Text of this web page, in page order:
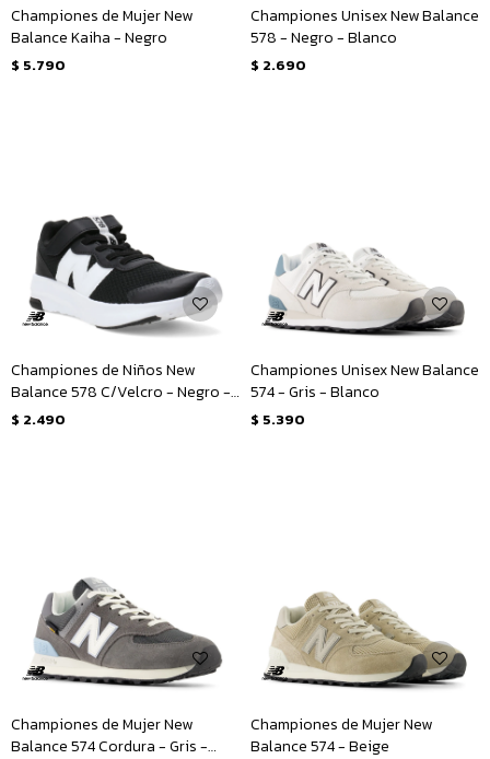
Championes de Mujer New
Balance Kaiha - Negro
$ 5.790
Championes Unisex New Balance
578 - Negro - Blanco
$ 2.690
Championes de Niños New
Balance 578 C/Velcro - Negro -
Blanco
$ 2.490
Championes Unisex New Balance
574 - Gris - Blanco
$ 5.390
Championes de Mujer New
Balance 574 Cordura - Gris -
Championes de Mujer New
Balance 574 - Beige